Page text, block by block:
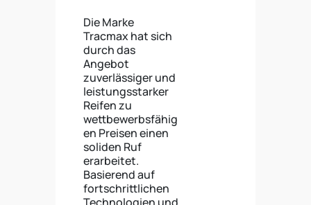
Die Marke
Tracmax hat sich
durch das
Angebot
zuverlässiger und
leistungsstarker
Reifen zu
wettbewerbsfähig
en Preisen einen
soliden Ruf
erarbeitet.
Basierend auf
fortschrittlichen